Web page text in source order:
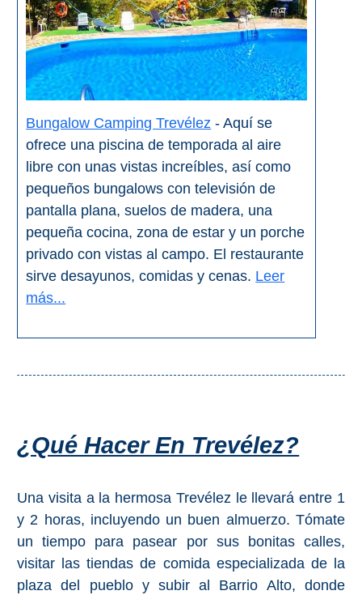
Bungalow Camping Trevélez - Aquí se
ofrece una piscina de temporada al aire
libre con unas vistas increíbles, así como
pequeños bungalows con televisión de
pantalla plana, suelos de madera, una
pequeña cocina, zona de estar y un porche
privado con vistas al campo. El restaurante
sirve desayunos, comidas y cenas. Leer
más...
¿Qué Hacer En Trevélez?
Una visita a la hermosa Trevélez le llevará entre 1
y 2 horas, incluyendo un buen almuerzo. Tómate
un tiempo para pasear por sus bonitas calles,
visitar las tiendas de comida especializada de la
plaza del pueblo y subir al Barrio Alto, donde